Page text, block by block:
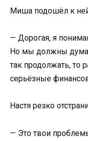
Миша подошёл к
— Дорогая, я
Но мы должны
так продолжать, то
серьёзные
Настя резко
— Это твои